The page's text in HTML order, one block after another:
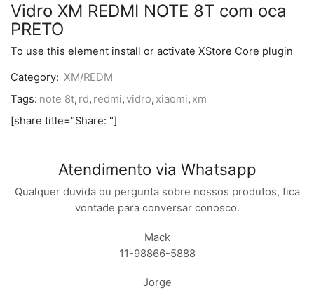
Vidro XM REDMI NOTE 8T com oca
PRETO
To use this element install or activate XStore Core plugin
Category: XM/REDM
Tags: note 8t, rd, redmi,vidro, xiaomi, xm
[share title="Share: "]
Atendimento via Whatsapp
Qualquer duvida ou pergunta sobre nossos produtos, fica
vontade para conversar conosco.
Mack
11-98866-5888
Jorge